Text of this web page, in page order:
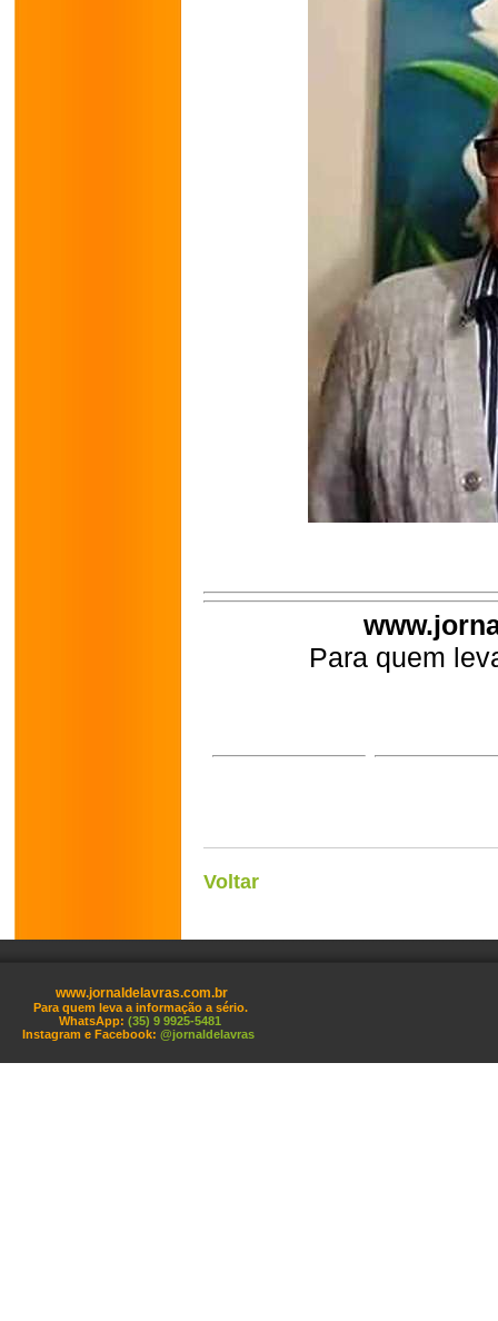
Para quem
Voltar
www.jornaldelavras.com.br
Para quem leva a informação a sério.
WhatsApp: (35) 9 9925-5481
Instagram e Facebook: @jornaldelavras